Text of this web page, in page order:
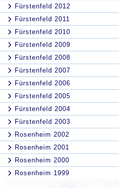
Fürstenfeld 2012
Fürstenfeld 2011
Fürstenfeld 2010
Fürstenfeld 2009
Fürstenfeld 2008
Fürstenfeld 2007
Fürstenfeld 2006
Fürstenfeld 2005
Fürstenfeld 2004
Fürstenfeld 2003
Rosenheim 2002
Rosenheim 2001
Rosenheim 2000
Rosenheim 1999